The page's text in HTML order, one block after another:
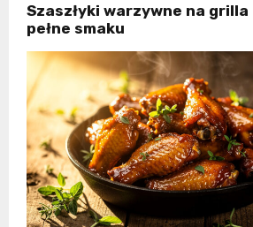
Szaszłyki warzywne na grilla
pełne smaku